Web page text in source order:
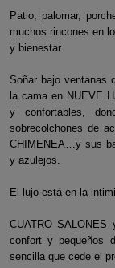
Patio, palomar,
muchos rincones en
y bienestar.
Soñar bajo ventanas
la cama en NUEVE
y confortables,
sobrecolchones de
CHIMENEA…y sus
y azulejos.
El lujo está en la
CUATRO
confort y pequeños
sencilla que cede el